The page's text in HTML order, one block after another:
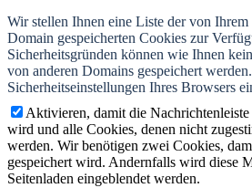
Wir stellen Ihnen eine Liste der von
Domain gespeicherten Cookies zur
Sicherheitsgründen können wie Ihnen
von anderen Domains gespeichert
Sicherheitseinstellungen Ihres Browsers
Aktivieren, damit die Nachrichtenleiste
wird und alle Cookies, denen nicht
werden. Wir benötigen zwei Cookies,
gespeichert wird. Andernfalls wird diese
Seitenladen eingeblendet werden.